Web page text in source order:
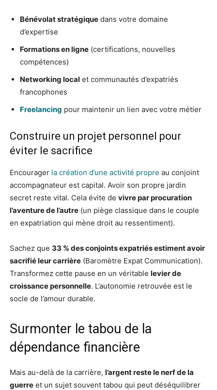
Bénévolat stratégique dans votre domaine
d’expertise
Formations en ligne (certifications, nouvelles
compétences)
Networking local et communautés d’expatriés
francophones
Freelancing pour maintenir un lien avec votre métier
Construire un projet personnel pour
éviter le sacrifice
Encourager la création d’une activité propre au conjoint
accompagnateur est capital. Avoir son propre jardin
secret reste vital. Cela évite de vivre par procuration
l’aventure de l’autre (un piège classique dans le couple
en expatriation qui mène droit au ressentiment).
Sachez que 33 % des conjoints expatriés estiment avoir
sacrifié leur carrière (Baromètre Expat Communication).
Transformez cette pause en un véritable levier de
croissance personnelle. L’autonomie retrouvée est le
socle de l’amour durable.
Surmonter le tabou de la
dépendance financière
Mais au-delà de la carrière, l’argent reste le nerf de la
guerre et un sujet souvent tabou qui peut déséquilibrer